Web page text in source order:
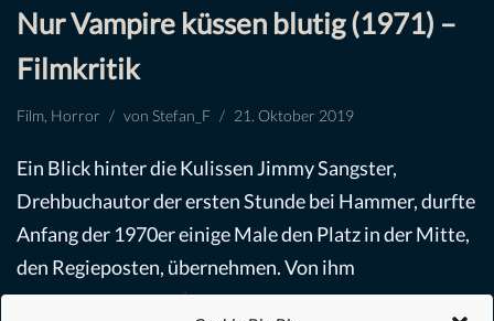
Nur Vampire küssen blutig (1971) –
Filmkritik
Film Horror von Stefan_F 21. Oktober 2019
Ein Blick hinter die Kulissen Jimmy Sangster,
Drehbuchautor der ersten Stunde bei Hammer, durfte
Anfang der 1970er einige Male den Platz in der Mitte,
den Regieposten, übernehmen. Von ihm
stammten…Weiterlesen »